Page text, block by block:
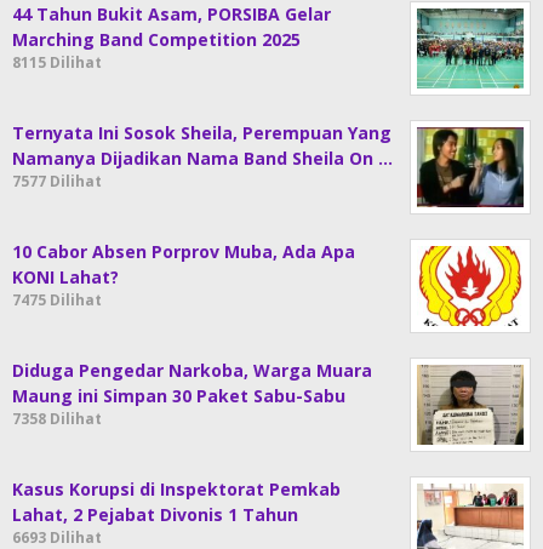
44 Tahun Bukit Asam, PORSIBA Gelar
Marching Band Competition 2025
8115 Dilihat
Ternyata Ini Sosok Sheila, Perempuan Yang
Namanya Dijadikan Nama Band Sheila On …
7577 Dilihat
10 Cabor Absen Porprov Muba, Ada Apa
KONI Lahat?
7475 Dilihat
Diduga Pengedar Narkoba, Warga Muara
Maung ini Simpan 30 Paket Sabu-Sabu
7358 Dilihat
Kasus Korupsi di Inspektorat Pemkab
Lahat, 2 Pejabat Divonis 1 Tahun
6693 Dilihat